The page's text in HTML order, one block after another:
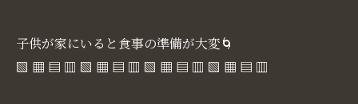
子供が家にいると食事の準備が大変🌀
▧ ▦ ▤ ▥ ▧ ▦ ▤ ▥ ▧ ▦ ▤ ▥ ▧ ▦ ▤ ▥